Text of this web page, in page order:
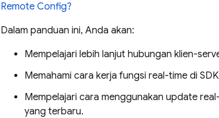
Remote Config?
Dalam panduan ini, Anda akan:
Mempelajari lebih lanjut hubungan klien-
Memahami cara kerja fungsi real-time di
Mempelajari cara menggunakan update
yang terbaru.